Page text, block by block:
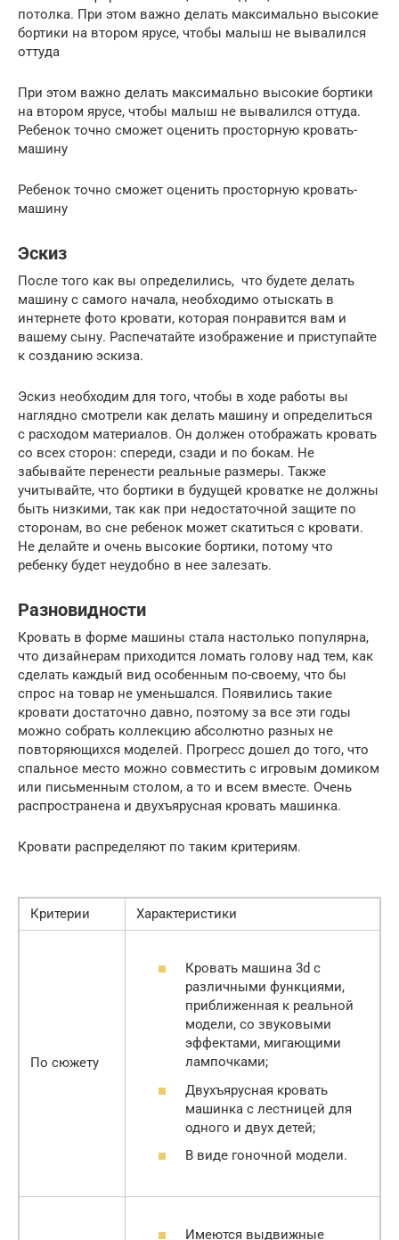
потолка. При этом важно делать максимально высокие
бортики на втором ярусе, чтобы малыш не вывалился
оттуда
При этом важно делать максимально высокие бортики
на втором ярусе, чтобы малыш не вывалился оттуда.
Ребенок точно сможет оценить просторную кровать-
машину
Ребенок точно сможет оценить просторную кровать-
машину
Эскиз
После того как вы определились, что будете делать
машину с самого начала, необходимо отыскать в
интернете фото кровати, которая понравится вам и
вашему сыну. Распечатайте изображение и приступайте
к созданию эскиза.
Эскиз необходим для того, чтобы в ходе работы вы
наглядно смотрели как делать машину и определиться
с расходом материалов. Он должен отображать кровать
со всех сторон: спереди, сзади и по бокам. Не
забывайте перенести реальные размеры. Также
учитывайте, что бортики в будущей кроватке не должны
быть низкими, так как при недостаточной защите по
сторонам, во сне ребенок может скатиться с кровати.
Не делайте и очень высокие бортики, потому что
ребенку будет неудобно в нее залезать.
Разновидности
Кровать в форме машины стала настолько популярна,
что дизайнерам приходится ломать голову над тем, как
сделать каждый вид особенным по-своему, что бы
спрос на товар не уменьшался. Появились такие
кровати достаточно давно, поэтому за все эти годы
можно собрать коллекцию абсолютно разных не
повторяющихся моделей. Прогресс дошел до того, что
спальное место можно совместить с игровым домиком
или письменным столом, а то и всем вместе. Очень
распространена и двухъярусная кровать машинка.
Кровати распределяют по таким критериям.
Критерии Характеристики
По сюжету
Кровать машина 3d с
различными функциями,
приближенная к реальной
модели, со звуковыми
эффектами, мигающими
лампочками;
Двухъярусная кровать
машинка с лестницей для
одного и двух детей;
В виде гоночной модели.
Имеются выдвижные